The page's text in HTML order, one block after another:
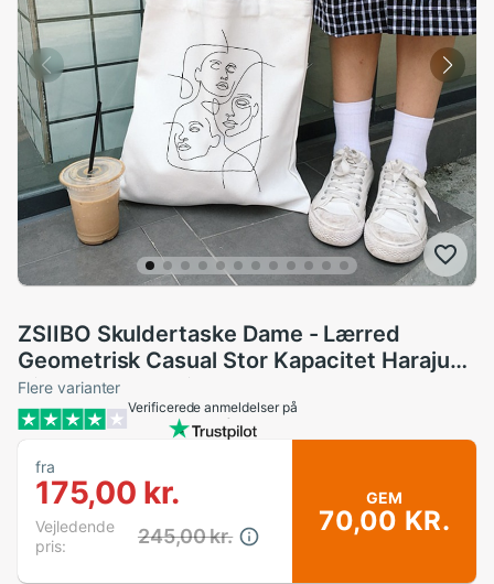
ZSIIBO Skuldertaske Dame - Lærred
Geometrisk Casual Stor Kapacitet Harajuku
Vintage Kunst Sjov
Flere varianter
Verificerede anmeldelser på
fra
175,00 kr.
Vejledende
pris:
245,00 kr.
GEM
70,00 KR.